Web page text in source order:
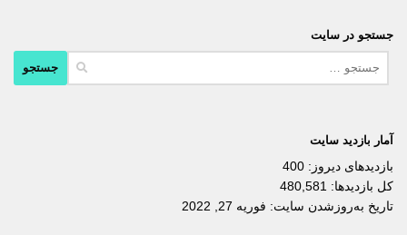
جستجو در سایت
آمار بازدید سایت
بازدیدهای دیروز: 400
کل بازدیدها: 480,581
تاریخ به‌روزشدن سایت: فوریه 27, 2022